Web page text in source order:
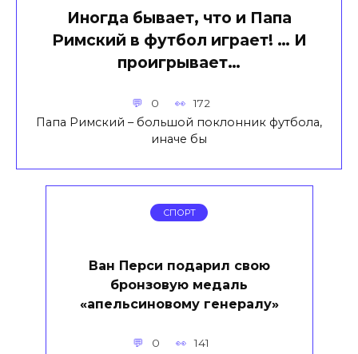
Иногда бывает, что и Папа
Римский в футбол играет! … И
проигрывает…
0 172
Папа Римский – большой поклонник футбола,
иначе бы
СПОРТ
Ван Перси подарил свою
бронзовую медаль
«апельсиновому генералу»
0 141